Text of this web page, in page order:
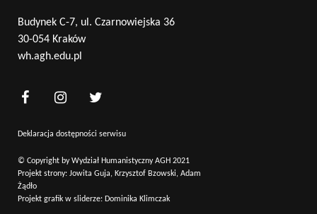
Budynek C-7, ul. Czarnowiejska 36
30-054 Kraków
wh.agh.edu.pl
Deklaracja dostępności serwisu
© Copyright by Wydział Humanistyczny AGH 2021
Projekt strony: Jowita Guja, Krzysztof Bzowski, Adam
Żądło
Projekt grafik w sliderze: Dominika Klimczak